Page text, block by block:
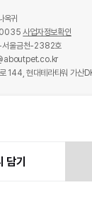
담기
옥귀
사업자정보확인
서울금천-2382호
로 144, 현대테라타워 가